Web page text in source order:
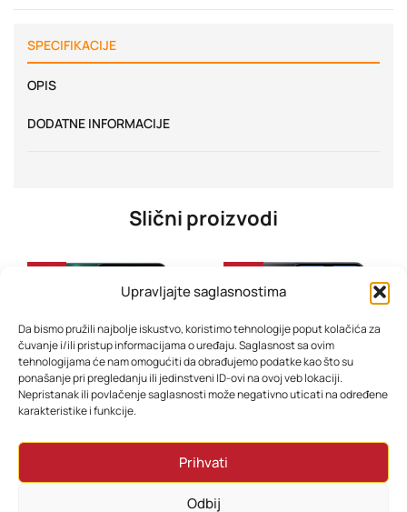
Upravljajte saglasnostima
Da bismo pružili najbolje iskustvo, koristimo tehnologije poput kolačića za
čuvanje i/ili pristup informacijama o uređaju. Saglasnost sa ovim
tehnologijama će nam omogućiti da obrađujemo podatke kao što su
ponašanje pri pregledanju ili jedinstveni ID-ovi na ovoj veb lokaciji.
Nepristanak ili povlačenje saglasnosti može negativno uticati na određene
karakteristike i funkcije.
Prihvati
Odbij
SPECIFIKACIJE
OPIS
DODATNE INFORMACIJE
Slični proizvodi
-33% -28%